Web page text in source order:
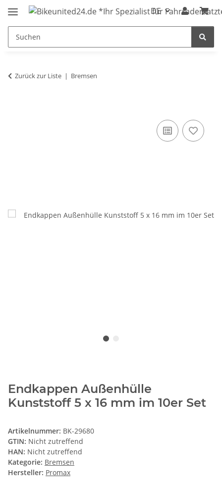
DE
Zurück zur Liste Bremsen
Endkappen Außenhülle
Kunststoff 5 x 16 mm im 10er Set
Artikelnummer: BK-29680
GTIN: Nicht zutreffend
HAN: Nicht zutreffend
Kategorie: Bremsen
Hersteller: Promax